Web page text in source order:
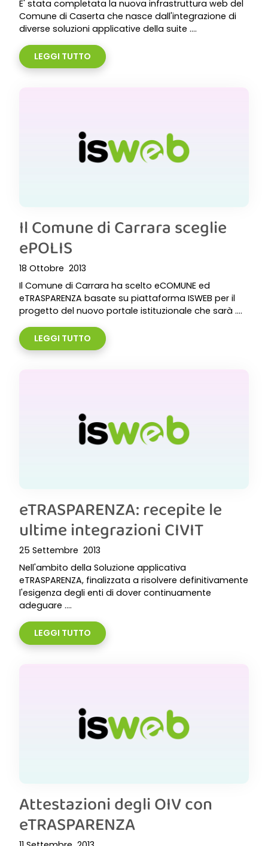
E' stata completata la nuova infrastruttura web del
Comune di Caserta che nasce dall'integrazione di
diverse soluzioni applicative della suite ....
LEGGI TUTTO
Il Comune di Carrara sceglie
ePOLIS
18 Ottobre 2013
Il Comune di Carrara ha scelto eCOMUNE ed
eTRASPARENZA basate su piattaforma ISWEB per il
progetto del nuovo portale istituzionale che sarà ....
LEGGI TUTTO
eTRASPARENZA: recepite le
ultime integrazioni CIVIT
25 Settembre 2013
Nell'ambito della Soluzione applicativa
eTRASPARENZA, finalizzata a risolvere definitivamente
l'esigenza degli enti di dover continuamente
adeguare ....
LEGGI TUTTO
Attestazioni degli OIV con
eTRASPARENZA